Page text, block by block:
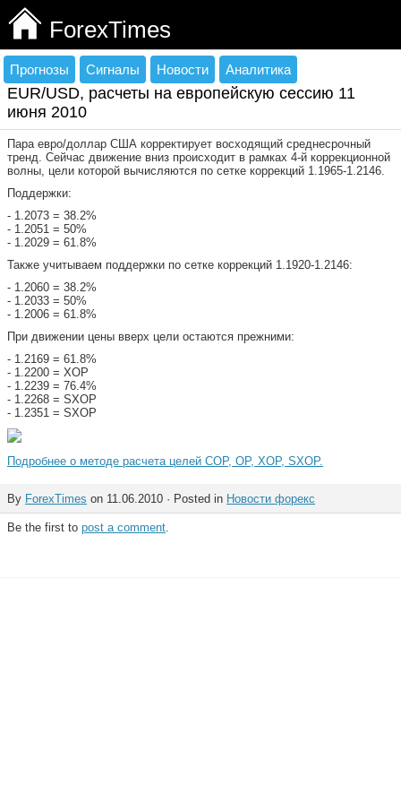
ForexTimes
Прогнозы Сигналы Новости Аналитика
EUR/USD, расчеты на европейскую сессию 11
июня 2010
Пара евро/доллар США корректирует восходящий среднесрочный
тренд. Сейчас движение вниз происходит в рамках 4-й коррекционной
волны, цели которой вычисляются по сетке коррекций 1.1965-1.2146.
Поддержки:
- 1.2073 = 38.2%
- 1.2051 = 50%
- 1.2029 = 61.8%
Также учитываем поддержки по сетке коррекций 1.1920-1.2146:
- 1.2060 = 38.2%
- 1.2033 = 50%
- 1.2006 = 61.8%
При движении цены вверх цели остаются прежними:
- 1.2169 = 61.8%
- 1.2200 = ХОР
- 1.2239 = 76.4%
- 1.2268 = SXOP
- 1.2351 = SXOP
Подробнее о методе расчета целей COP, OP, XOP, SXOP.
By ForexTimes on 11.06.2010 · Posted in Новости форекс
Be the first to post a comment.